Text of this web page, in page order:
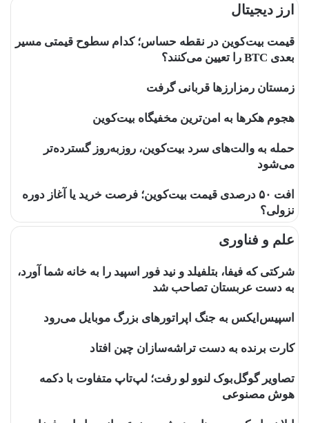
ارز دیجیتال
قیمت بیت‌کوین در نقطه حساس؛ کدام سطوح قیمتی مسیر
بعدی BTC را تعیین می‌کنند؟
زمستان رمزارزها قربانی گرفت
هجوم هکرها به امن‌ترین مخفیگاه بیت‌کوین
حمله به والت‌های سرد بیت‌کوین، روزبه‌روز گسترده‌تر
می‌شود
افت ۵۰ درصدی قیمت بیت‌کوین؛ فرصت خرید یا آغاز دوره
نزولی؟
علم و فناوری
شرکتی که فیفا، بتلفیلد و نید فور اسپید را به خانه شما آورد،
به دست عربستان تصاحب شد
اسپیس‌ایکس به جنگ اپراتورهای بزرگ موبایل می‌رود
کارت برنده به دست تراشه‌سازان چین افتاد
تصاویر گوگل‌بوک لنوو لو رفت؛ لپ‌تاپ متفاوت با دکمه
هوش مصنوعی